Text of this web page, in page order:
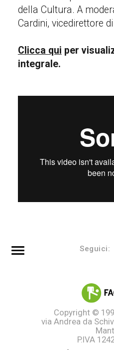
della Cultura. A
Cardini, vicedirettore
Clicca qui per
integrale.
Seguici:
Site mapCopyright ©
via Andrea da
P.IVA